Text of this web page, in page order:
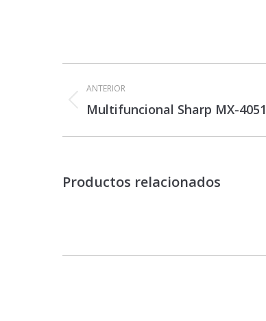
Navegación
entre
proyectos
ANTERIOR
Proyecto
Multifuncional Sharp MX-4051
Productos relacionados